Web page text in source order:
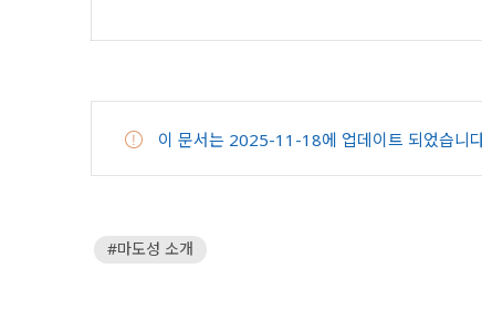
이 문서는 2025-11-18에 업데이트 되었습니
마도성 소개